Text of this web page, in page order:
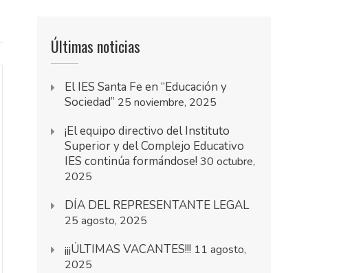
Últimas noticias
El IES Santa Fe en “Educación y
Sociedad” 25 noviembre, 2025
¡El equipo directivo del Instituto
Superior y del Complejo Educativo
IES continúa formándose! 30 octubre,
2025
DÍA DEL REPRESENTANTE LEGAL
25 agosto, 2025
¡¡¡ÚLTIMAS VACANTES!!! 11 agosto,
2025